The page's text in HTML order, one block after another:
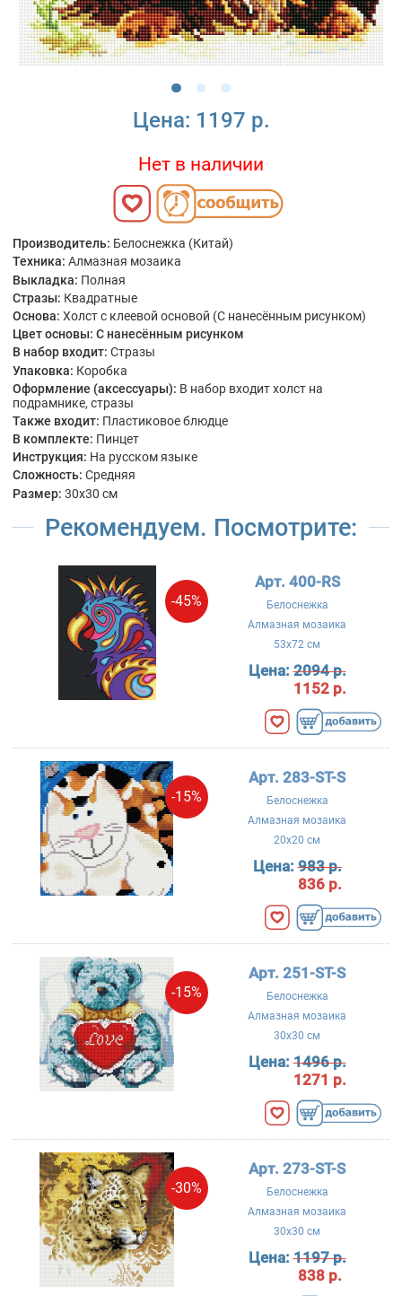
Цена: 1197 р.
Нет в наличии
Производитель: Белоснежка (Китай)
Техника: Алмазная мозаика
Выкладка: Полная
Стразы: Квадратные
Основа: Холст с клеевой основой (С нанесённым рисунком)
Цвет основы: С нанесённым рисунком
В набор входит: Стразы
Упаковка: Коробка
Оформление (аксессуары): В набор входит холст на
подрамнике, стразы
Также входит: Пластиковое блюдце
В комплекте: Пинцет
Инструкция: На русском языке
Сложность: Средняя
Размер: 30x30 см
Рекомендуем. Посмотрите:
-45%
Арт. 400-RS
Белоснежка
Алмазная мозаика
53x72 см
Цена:2094 р.
1152 р.
-15%
Арт. 283-ST-S
Белоснежка
Алмазная мозаика
20x20 см
Цена:983 р.
836 р.
-15%
Арт. 251-ST-S
Белоснежка
Алмазная мозаика
30x30 см
Цена:1496 р.
1271 р.
-30%
Арт. 273-ST-S
Белоснежка
Алмазная мозаика
30x30 см
Цена:1197 р.
838 р.